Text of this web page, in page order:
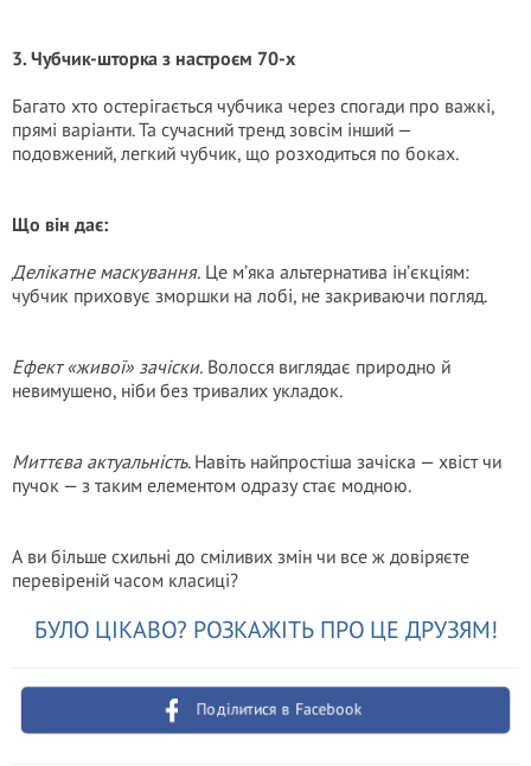
3. Чубчик-шторка з настроєм 70-х
Багато хто остерігається чубчика через спогади про важкі,
прямі варіанти. Та сучасний тренд зовсім інший —
подовжений, легкий чубчик, що розходиться по боках.
Що він дає:
Делікатне маскування. Це м’яка альтернатива ін’єкціям:
чубчик приховує зморшки на лобі, не закриваючи погляд.
Ефект «живої» зачіски. Волосся виглядає природно й
невимушено, ніби без тривалих укладок.
Миттєва актуальність. Навіть найпростіша зачіска — хвіст чи
пучок — з таким елементом одразу стає модною.
А ви більше схильні до сміливих змін чи все ж довіряєте
перевіреній часом класиці?
БУЛО ЦІКАВО? РОЗКАЖІТЬ ПРО ЦЕ ДРУЗЯМ!
Поділитися в Facebook